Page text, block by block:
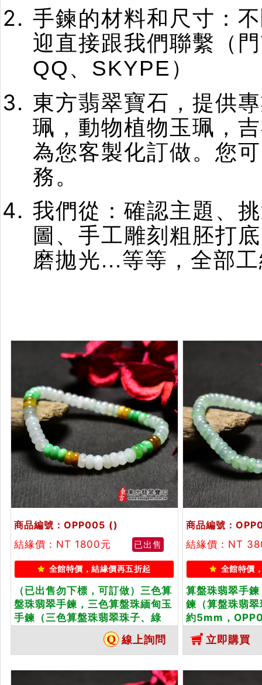
手鍊的材料和尺寸：
迎直接跟我們聯繫（
QQ、 SKYPE）
東方翡翠寶石，提供
珮，動物植物玉珮，
為您客製化訂做。您
務。
我們從：確認主題、
圖、手工雕刻粗胚打
磨拋光...等等，全部
商品編號：OPP005 ()
結緣價：NT 1800元
已出售
全館特價，結緣價再五折起
（已出售勿下標，可訂做）三色算
盤珠翡翠手鍊，三色算盤珠緬甸玉
手鍊（三色算盤珠翡翠珠子、綠
色，珠徑約5mm，OPP005）。
客製化設計各種翡翠珠串、翡翠珠
子、緬甸玉手鍊、緬甸玉珠串、緬
甸玉珠子、緬甸玉手珠。★附A貨
線上詢問
商品編號：
結緣價：NT
全館特價
算盤珠翡翠手
鍊（算盤珠翡
約5mm，
計各種翡翠珠
玉手鍊、緬甸
子、緬甸玉手
證書
立即購買